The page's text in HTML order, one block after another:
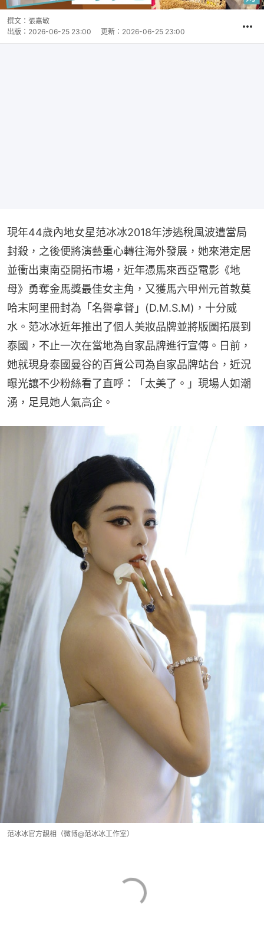
撰文： 張嘉敏
出版： 2026-06-25 23:00 更新： 2026-06-25 23:00
現年44歲內地女星范冰冰2018年涉逃稅風波遭當局
封殺，之後便將演藝重心轉往海外發展，她來港定居
並衝出東南亞開拓市場，近年憑馬來西亞電影《地
母》勇奪金馬獎最佳女主角，又獲馬六甲州元首敦莫
哈末阿里冊封為「名譽拿督」(D.M.S.M)，十分威
水。范冰冰近年推出了個人美妝品牌並將版圖拓展到
泰國，不止一次在當地為自家品牌進行宣傳。日前，
她就現身泰國曼谷的百貨公司為自家品牌站台，近況
曝光讓不少粉絲看了直呼：「太美了。」現場人如潮
湧，足見她人氣高企。
范冰冰官方靚相（微博@范冰冰工作室）